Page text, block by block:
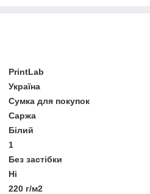
PrintLab
Україна
Сумка для покупок
Саржа
Білий
1
Без застібки
Ні
220 г/м2